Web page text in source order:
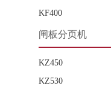
KF400
闸板分页机
KZ450
KZ530